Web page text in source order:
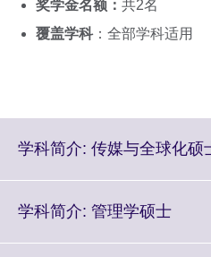
奖学金名额： 共2名
覆盖学科：全部学科适用
学科简介: 传媒与全球化硕
学科简介: 管理学硕士Click